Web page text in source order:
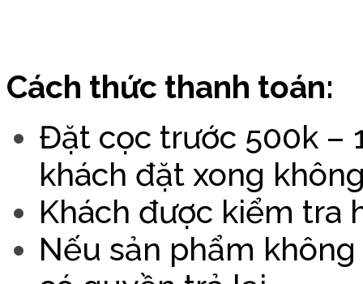
Cách thức thanh toán:
Đặt cọc trước 500k –
khách đặt xong
Khách được kiểm tra
Nếu sản phẩm